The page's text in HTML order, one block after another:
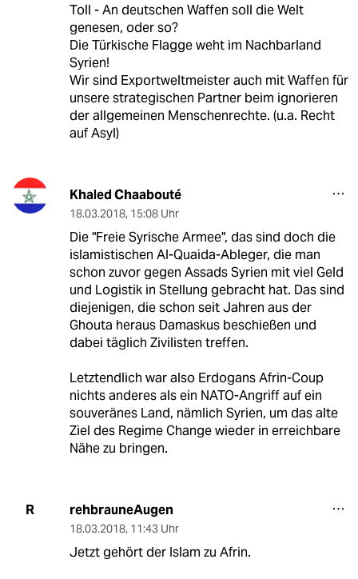
Toll - An deutschen Waffen soll die Welt
genesen, oder so?
Die Türkische Flagge weht im Nachbarland
Syrien!
Wir sind Exportweltmeister auch mit Waffen für
unsere strategischen Partner beim ignorieren
der allgemeinen Menschenrechte. (u.a. Recht
auf Asyl)
Khaled Chaabouté
18.03.2018, 15:08 Uhr
Die "Freie Syrische Armee", das sind doch die
islamistischen Al-Quaida-Ableger, die man
schon zuvor gegen Assads Syrien mit viel Geld
und Logistik in Stellung gebracht hat. Das sind
diejenigen, die schon seit Jahren aus der
Ghouta heraus Damaskus beschießen und
dabei täglich Zivilisten treffen.
Letztendlich war also Erdogans Afrin-Coup
nichts anderes als ein NATO-Angriff auf ein
souveränes Land, nämlich Syrien, um das alte
Ziel des Regime Change wieder in erreichbare
Nähe zu bringen.
R rehbrauneAugen
18.03.2018, 11:43 Uhr
Jetzt gehört der Islam zu Afrin.